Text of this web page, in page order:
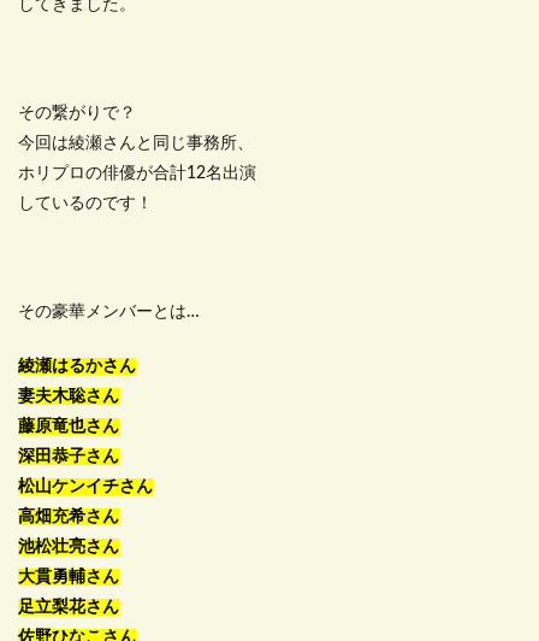
してきました。
その繋がりで？
今回は綾瀬さんと同じ事務所、
ホリプロの俳優が合計12名出演
しているのです！
その豪華メンバーとは…
綾瀬はるかさん
妻夫木聡さん
藤原竜也さん
深田恭子さん
松山ケンイチさん
高畑充希さん
池松壮亮さん
大貫勇輔さん
足立梨花さん
佐野ひなこさん